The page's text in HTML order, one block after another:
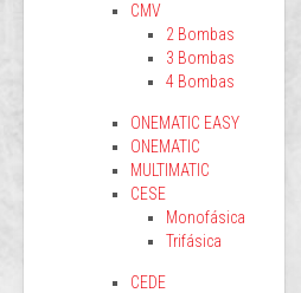
CMV
2 Bombas
3 Bombas
4 Bombas
ONEMATIC EASY
ONEMATIC
MULTIMATIC
CESE
Monofásica
Trifásica
CEDE